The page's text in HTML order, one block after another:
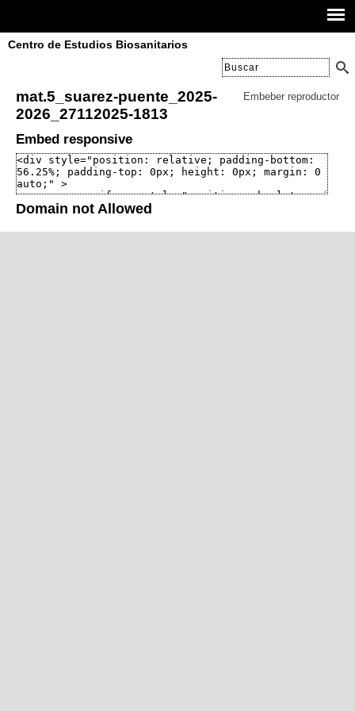
Centro de Estudios Biosanitarios
Embeber reproductor
mat.5_suarez-puente_2025-
2026_27112025-1813
Embed responsive
Domain not Allowed